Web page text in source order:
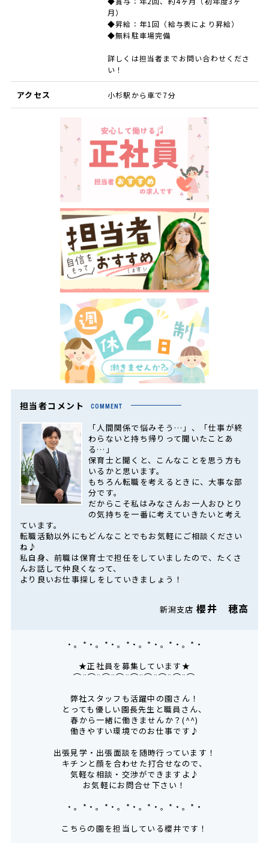
月）
◆昇給：年1回（給与表により昇給）
◆無料駐車場完備
詳しくは担当者までお問い合わせくださ
い！
アクセス 小杉駅から車で7分
担当者コメント COMMENT
「人間関係で悩みそう…」、「仕事が終
わらないと持ち帰りって聞いたことあ
る…」
保育士と聞くと、こんなことを思う方も
いるかと思います。
もちろん転職を考えるときに、大事な部
分です。
だからこそ私はみなさんお一人おひとり
の気持ちを一番に考えていきたいと考え
ています。
転職活動以外にもどんなことでもお気軽にご相談ください
ね♪
私自身、前職は保育士で担任をしていましたので、たくさ
んお話して仲良くなって、
より良いお仕事探しをしていきましょう！
新潟支店櫻井 穂高
・。*・。*・。*・。*・。*・。*・
★正社員を募集しています★
⌒¨⌒¨⌒¨⌒¨⌒¨⌒¨⌒¨⌒¨⌒
弊社スタッフも活躍中の園さん！
とっても優しい園長先生と職員さん、
春から一緒に働きませんか？(^^)
働きやすい環境でのお仕事です♪
出張見学・出張面談を随時行っています！
キチンと顔を合わせた打合せなので、
気軽な相談・交渉ができますよ♪
お気軽にお問合せ下さい！
・。*・。*・。*・。*・。*・。*・
こちらの園を担当している櫻井です！